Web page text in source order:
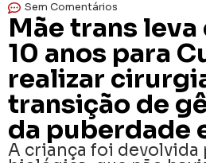
Sem Comentários
Mãe trans
10 anos para
realizar
transição de
da puberdade
A criança foi devolvida